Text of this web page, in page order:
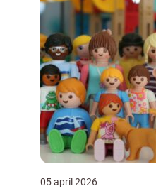
05 april 2026